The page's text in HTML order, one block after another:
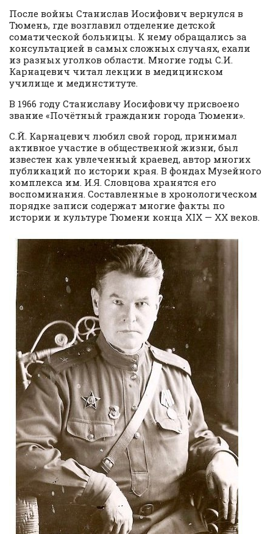
После войны Станислав Иосифович вернулся в
Тюмень, где возглавил отделение детской
соматической больницы. К нему обращались за
консультацией в самых сложных случаях, ехали
из разных уголков области. Многие годы С.И.
Карнацевич читал лекции в медицинском
училище и мединституте.
В 1966 году Станиславу Иосифовичу присвоено
звание «Почётный гражданин города Тюмени».
С.Й. Карнацевич любил свой город, принимал
активное участие в общественной жизни, был
известен как увлеченный краевед, автор многих
публикаций по истории края. В фондах Музейного
комплекса им. И.Я. Словцова хранятся его
воспоминания. Составленные в хронологическом
порядке записи содержат многие факты по
истории и культуре Тюмени конца XIX — XX веков.